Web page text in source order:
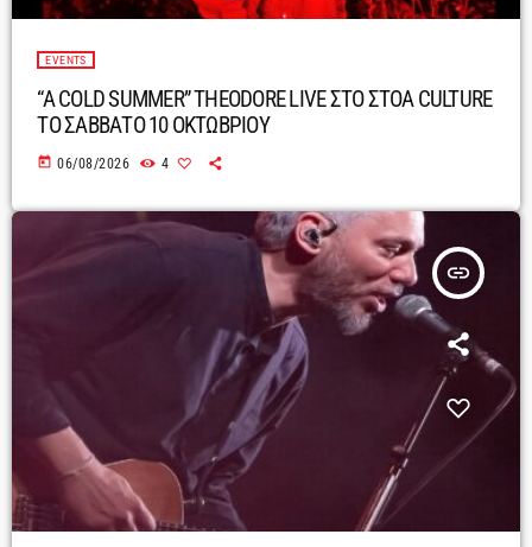
EVENTS
“A COLD SUMMER” THEODORE LIVE ΣΤΟ ΣΤΟΑ CULTURE
ΤΟ ΣΑΒΒΑΤΟ 10 ΟΚΤΩΒΡΙΟΥ
today 06/08/2026 4
insert_link